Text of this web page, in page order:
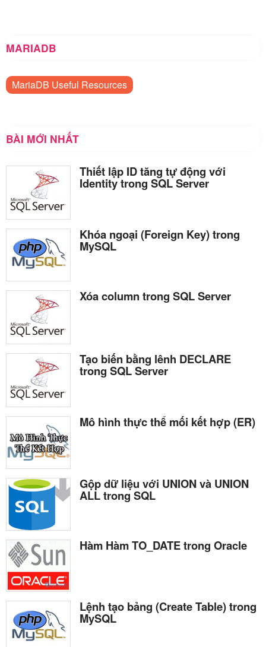
MARIADB
MariaDB Useful Resources
BÀI MỚI NHẤT
Thiết lập ID tăng tự động với
Identity trong SQL Server
Khóa ngoại (Foreign Key) trong
MySQL
Xóa column trong SQL Server
Tạo biến bằng lênh DECLARE
trong SQL Server
Mô hình thực thể mối kết hợp (ER)
Gộp dữ liệu với UNION và UNION
ALL trong SQL
Hàm Hàm TO_DATE trong Oracle
Lệnh tạo bảng (Create Table) trong
MySQL